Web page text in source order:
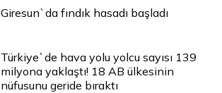
Giresun`da fındık hasadı başladı
Türkiye`de hava yolu yolcu sayısı 139
milyona yaklaştı! 18 AB ülkesinin
nüfusunu geride bıraktı